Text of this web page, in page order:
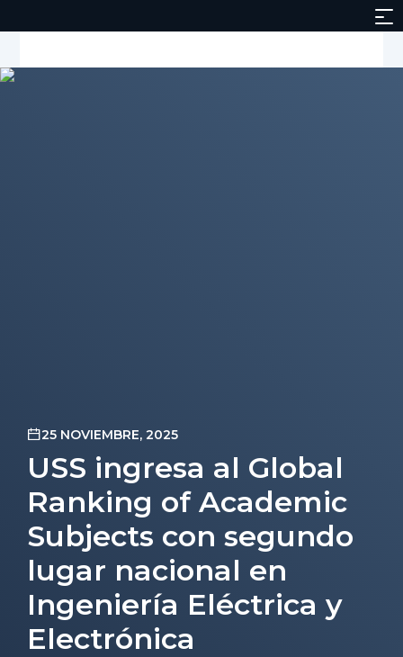
25 NOVIEMBRE, 2025
USS ingresa al Global
Ranking of Academic
Subjects con segundo
lugar nacional en
Ingeniería Eléctrica y
Electrónica